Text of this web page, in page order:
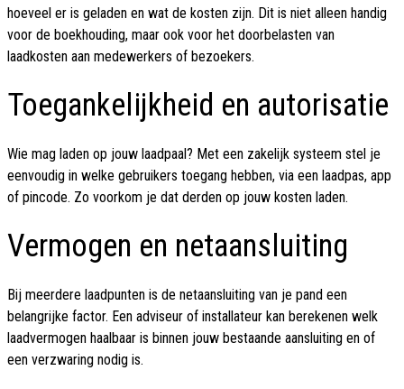
hoeveel er is geladen en wat de kosten zijn. Dit is niet alleen handig
voor de boekhouding, maar ook voor het doorbelasten van
laadkosten aan medewerkers of bezoekers.
Toegankelijkheid en autorisatie
Wie mag laden op jouw laadpaal? Met een zakelijk systeem stel je
eenvoudig in welke gebruikers toegang hebben, via een laadpas, app
of pincode. Zo voorkom je dat derden op jouw kosten laden.
Vermogen en netaansluiting
Bij meerdere laadpunten is de netaansluiting van je pand een
belangrijke factor. Een adviseur of installateur kan berekenen welk
laadvermogen haalbaar is binnen jouw bestaande aansluiting en of
een verzwaring nodig is.